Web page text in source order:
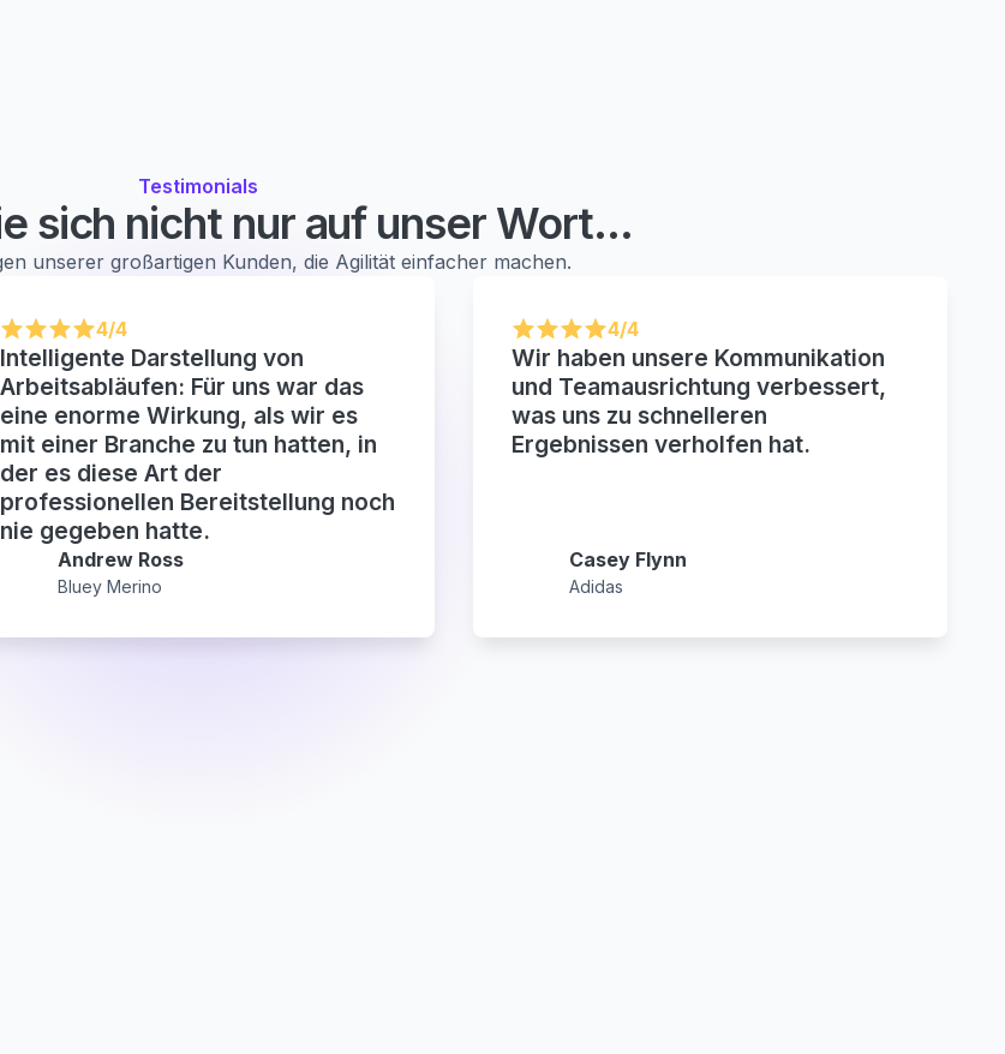
Testimonials
sich nicht nur auf unser Wort...
unserer großartigen Kunden, die Agilität einfacher machen.
4/4
Intelligente Darstellung von
Arbeitsabläufen: Für uns war das
eine enorme Wirkung, als wir es
mit einer Branche zu tun hatten, in
der es diese Art der
professionellen Bereitstellung noch
nie gegeben hatte.
Andrew Ross
Bluey Merino
4/4
Wir haben unsere Kommunikation
und Teamausrichtung verbessert,
was uns zu schnelleren
Ergebnissen verholfen hat.
Casey Flynn
Adidas